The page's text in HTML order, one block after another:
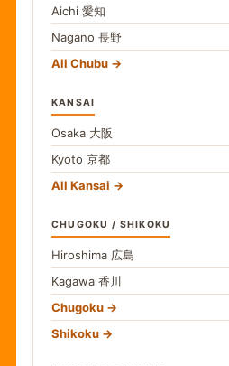
Aichi 愛知
Nagano 長野
All Chubu
KANSAI
Osaka 大阪
Kyoto 京都
All Kansai
CHUGOKU / SHIKOKU
Hiroshima 広島
Kagawa 香川
Chugoku
Shikoku